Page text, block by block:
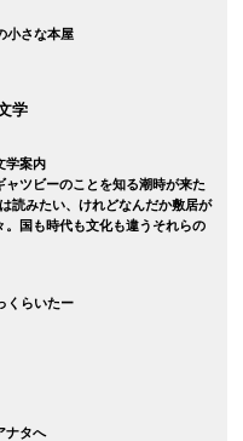
小さな本屋
学
学案内
ャツビーのことを知る潮時が来た
読みたい、けれどなんだか敷居が
。国も時代も文化も違うそれらの
くらいたー
ナタへ